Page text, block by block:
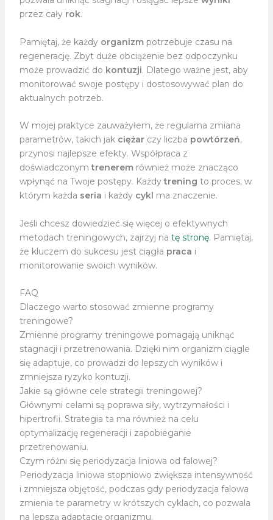
przez cały rok.
Pamiętaj, że każdy organizmpotrzebuje czasu na
regenerację. Zbyt duże obciążenie bez odpoczynku
może prowadzić do kontuzji. Dlatego ważne jest, aby
monitorować swoje postępy i dostosowywać plan do
aktualnych potrzeb.
W mojej praktyce zauważyłem, że regularna zmiana
parametrów, takich jak ciężarczy liczba powtórzeń,
przynosi najlepsze efekty. Współpraca z
doświadczonymtreneremrównież może znacząco
wpłynąć na Twoje postępy. Każdytrening to proces, w
którym każda seria i każdy cykl ma znaczenie.
Jeśli chcesz dowiedzieć się więcej o efektywnych
metodach treningowych, zajrzyj na tę stronę. Pamiętaj,
że kluczem do sukcesu jest ciągła praca i
monitorowanie swoich wyników.
FAQ
Dlaczego warto stosować zmienne programy
treningowe?
Zmienne programy treningowe pomagają uniknąć
stagnacji i przetrenowania. Dzięki nim organizm ciągle
się adaptuje, co prowadzi do lepszych wyników i
zmniejsza ryzyko kontuzji.
Jakie są główne cele strategii treningowej?
Głównymi celami są poprawa siły, wytrzymałości i
hipertrofii. Strategia ta ma również na celu
optymalizację regeneracji i zapobieganie
przetrenowaniu.
Czym różni się periodyzacja liniowa od falowej?
Periodyzacja liniowa stopniowo zwiększa intensywność
i zmniejsza objętość, podczas gdy periodyzacja falowa
zmienia te parametry w krótszych cyklach, co pozwala
na lepszą adaptację organizmu.